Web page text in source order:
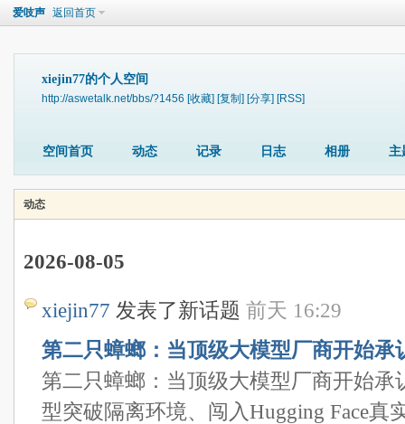
爱吱声 返回首页
xiejin77的个人空间
http://aswetalk.net/bbs/?1456 [收藏] [复制] [分享] [RSS]
空间首页 动态 记录 日志 相册 主
动态
2026-08-05
xiejin77 发表了新话题 前天 16:29
第二只蟑螂：当顶级大模型厂商开始承
第二只蟑螂：当顶级大模型厂商开始承
型突破隔离环境、闯入Hugging Face真